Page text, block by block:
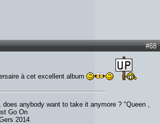
#68
à cet excellent album
does anybody want to take it anymore ? "Queen ,
Go On
2014